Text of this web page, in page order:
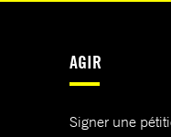
AGIR
Signer une